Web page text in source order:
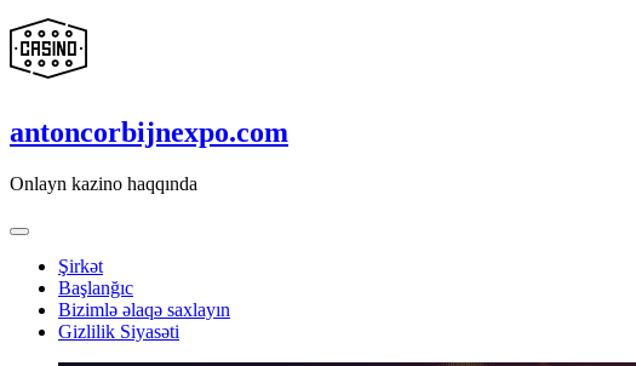
Skip
to
content
antoncorbijnexpo.com
Onlayn kazino haqqında
Şirkət
Başlanğıc
Bizimlə əlaqə saxlayın
Gizlilik Siyasəti